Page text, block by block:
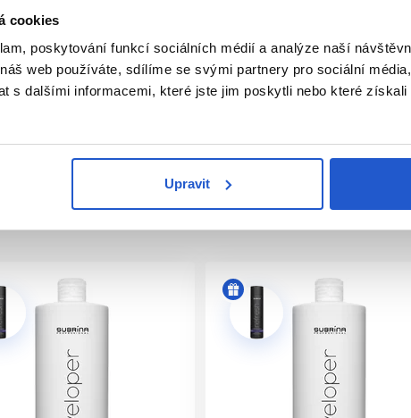
cookies
poskytování funkcí sociálních médií a analýze naší
web používáte, sdílíme se svými partnery pro sociální
s dalšími informacemi, které jste jim poskytli nebo které
Upravit
pokožku hlavy,
barvení vlasů,
černou hennou.
ihned důkladně vypláchněte vodou.
riziko alergických reakcí a zajišťuje bezpečné používání